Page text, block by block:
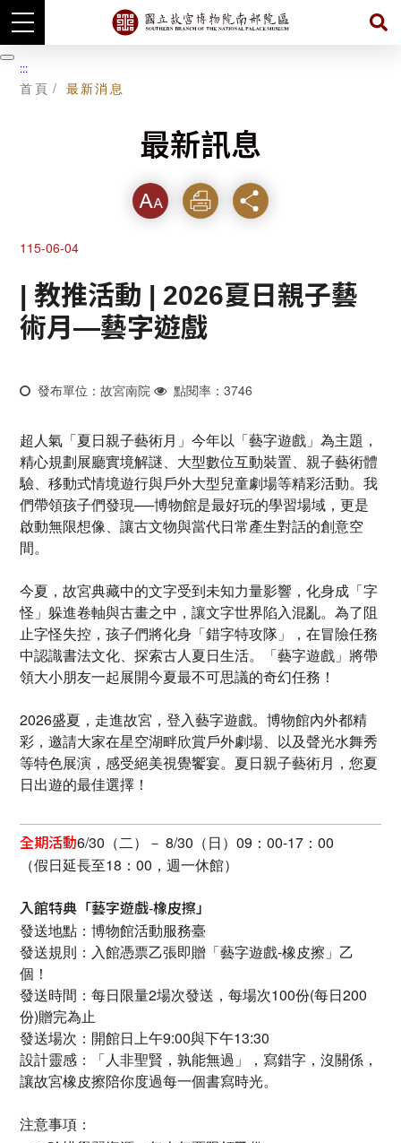
跳
到
暫
停
:::
首頁 最新消息
最新訊息
字級 列印 分享
115-06-04
| 教推活動 | 2026夏日親子藝
術月—藝字遊戲
發布單位：故宮南院 點閱率：3746
超人氣「夏日親子藝術月」今年以「藝字遊戲」為主題，
精心規劃展廳實境解謎、大型數位互動裝置、親子藝術體
驗、移動式情境遊行與戶外大型兒童劇場等精彩活動。我
們帶領孩子們發現──博物館是最好玩的學習場域，更是
啟動無限想像、讓古文物與當代日常產生對話的創意空
間。
今夏，故宮典藏中的文字受到未知力量影響，化身成「字
怪」躲進卷軸與古畫之中，讓文字世界陷入混亂。為了阻
止字怪失控，孩子們將化身「錯字特攻隊」，在冒險任務
中認識書法文化、探索古人夏日生活。「藝字遊戲」將帶
領大小朋友一起展開今夏最不可思議的奇幻任務！
2026盛夏，走進故宮，登入藝字遊戲。博物館內外都精
彩，邀請大家在星空湖畔欣賞戶外劇場、以及聲光水舞秀
等特色展演，感受絕美視覺饗宴。夏日親子藝術月，您夏
日出遊的最佳選擇！
全期活動6/30（二）－ 8/30（日）09：00-17：00
（假日延長至18：00，週一休館）
入館特典「藝字遊戲-橡皮擦」
發送地點：博物館活動服務臺
發送規則：入館憑票乙張即贈「藝字遊戲-橡皮擦」乙
個！
發送時間：每日限量2場次發送，每場次100份(每日200
份)贈完為止
發送場次：開館日上午9:00與下午13:30
設計靈感：「人非聖賢，孰能無過」，寫錯字，沒關係，
讓故宮橡皮擦陪你度過每一個書寫時光。
注意事項：